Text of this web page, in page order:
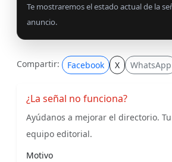
Te mostraremos el estado actual de la
anuncio.
Compartir: Facebook X WhatsApp
¿La señal no funciona?
Ayúdanos a mejorar el directorio.
equipo editorial.
Motivo